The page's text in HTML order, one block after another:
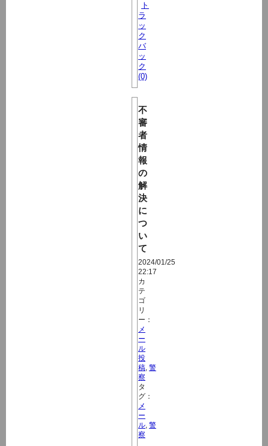
ト
ラ
ッ
ク
バ
ッ
ク
(0)
不
審
者
情
報
の
解
決
に
つ
い
て
2024/01/25
22:17
カ
テ
ゴ
リ
ー：
メ
ー
ル
投
稿 警
察
タ
グ：
メ
ー
ル 警
察